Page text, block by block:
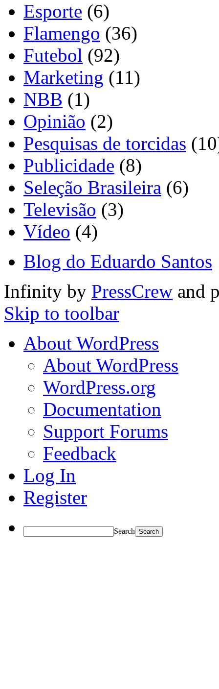
Esporte (6)
Flamengo (36)
Futebol (92)
Marketing (11)
NBB (1)
Opinião (2)
Pesquisas de torcidas
Publicidade (8)
Seleção Brasileira (6)
Televisão (3)
Vídeo (4)
Blog do Eduardo Santos
Infinity by PressCrew and
Skip to toolbar
About WordPress
About WordPress
WordPress.org
Documentation
Support Forums
Feedback
Log In
Register
Search